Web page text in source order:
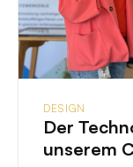
DESIGN
Der
unserem